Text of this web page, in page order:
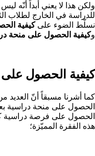
ولكن هذا لا يعني أبداً أنّه
للدراسة في الخارج لطلاب
نسلّط الضوء علىكيفية
وكيفية الحصول على منحة
كيفية الحصول على
كما أشرنا مسبقاً أنّ العديد
الحصول على منحة دراسية
الحصول على فرصة دراسية
هذه الفقرة المميّزة؛